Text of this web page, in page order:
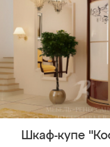
Шкаф-купе